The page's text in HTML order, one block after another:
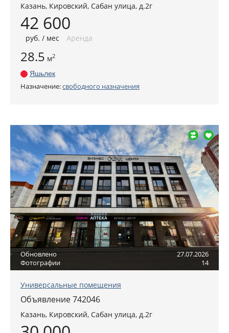
Казань, Кировский, Сабан улица, д.2г
42 600
руб. / мес Аренда
28.5 м2
Яшьлек
Назначение:свободного назначения
Обновлено
27.07.2026
Фотографии
14
Универсальные помещения
Объявление 742046
Казань, Кировский, Сабан улица, д.2г